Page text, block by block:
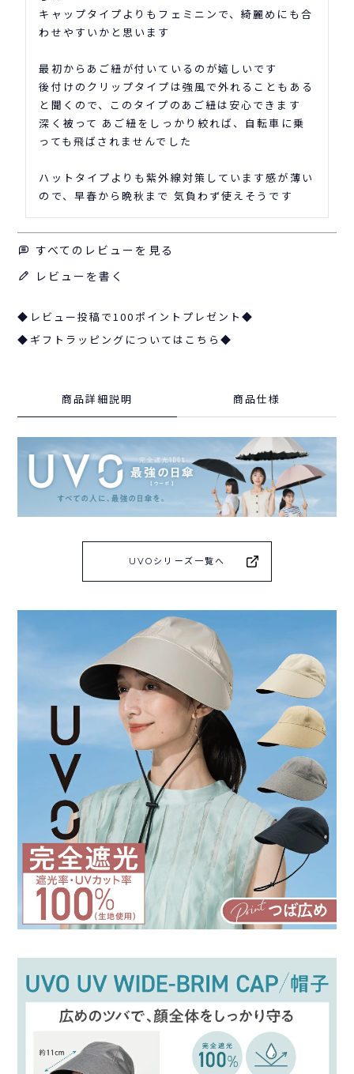
キャップタイプよりもフェミニンで、綺麗めにも合
わせやすいかと思います
最初からあご紐が付いているのが嬉しいです
後付けのクリップタイプは強風で外れることもある
と聞くので、このタイプのあご紐は安心できます
深く被って あご紐をしっかり絞れば、自転車に乗
っても飛ばされませんでした
ハットタイプよりも紫外線対策しています感が薄い
ので、早春から晩秋まで 気負わず使えそうです
すべてのレビューを見る
レビューを書く
◆レビュー投稿で100ポイントプレゼント◆
◆ギフトラッピングについてはこちら◆
商品詳細説明 商品仕様
UVOシリーズ一覧へ